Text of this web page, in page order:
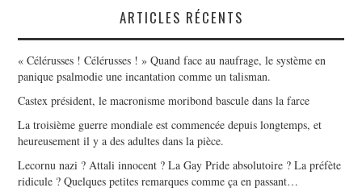
ARTICLES RÉCENTS
« Célérusses ! Célérusses ! » Quand face au naufrage, le système en
panique psalmodie une incantation comme un talisman.
Castex président, le macronisme moribond bascule dans la farce
La troisième guerre mondiale est commencée depuis longtemps, et
heureusement il y a des adultes dans la pièce.
Lecornu nazi ? Attali innocent ? La Gay Pride absolutoire ? La préfète
ridicule ? Quelques petites remarques comme ça en passant…